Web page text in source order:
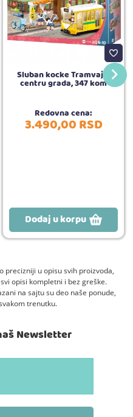
Sluban kocke Tramvaj u
centru grada, 347 kom
Redovna cena:
3.490,00RSD
Dodaj u korpu
precizniji u opisu svih proizvoda,
opisi kompletni i bez greške.
na sajtu su deo naše ponude,
trenutku.
Newsletter